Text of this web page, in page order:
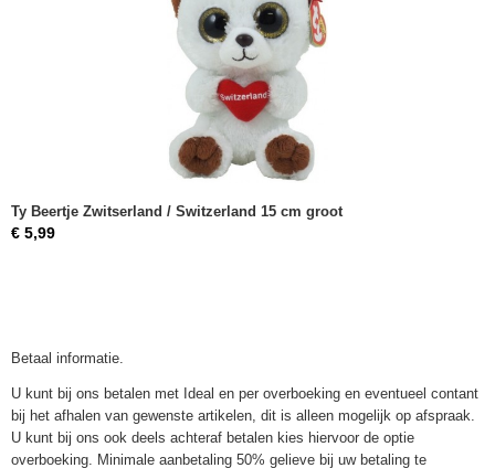
Ty Beertje Zwitserland / Switzerland 15 cm groot
€ 5,99
Betaal informatie.
U kunt bij ons betalen met Ideal en per overboeking en eventueel contant
bij het afhalen van gewenste artikelen, dit is alleen mogelijk op afspraak.
U kunt bij ons ook deels achteraf betalen kies hiervoor de optie
overboeking. Minimale aanbetaling 50% gelieve bij uw betaling te